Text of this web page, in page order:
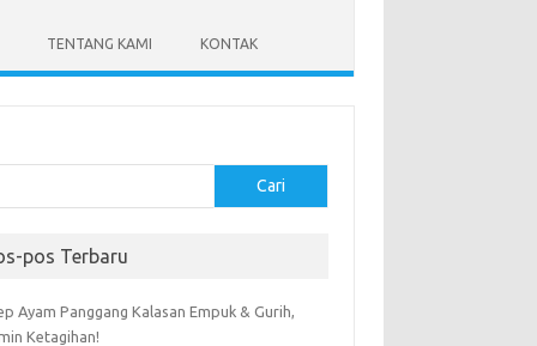
TENTANG KAMI KONTAK
Cari
pos Terbaru
Ayam Panggang Kalasan Empuk & Gurih,
Ketagihan!